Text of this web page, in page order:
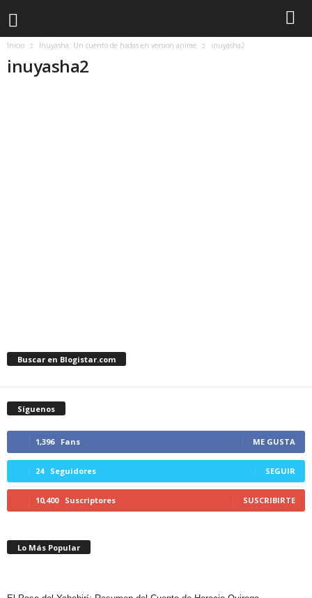
Inicio Inuyasha: Un cuento de hadas en version anime inuyasha2
inuyasha2
Buscar en Blogistar.com
Síguenos
1,396 Fans ME GUSTA
24 Seguidores SEGUIR
10,400 Suscriptores SUSCRIBIRTE
Lo Más Popular